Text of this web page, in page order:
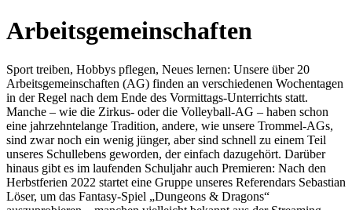
Arbeitsgemeinschaften
Sport treiben, Hobbys pflegen, Neues lernen: Unsere über 20
Arbeitsgemeinschaften (AG) finden an verschiedenen Wochentagen
in der Regel nach dem Ende des Vormittags-Unterrichts statt.
Manche – wie die Zirkus- oder die Volleyball-AG – haben schon
eine jahrzehntelange Tradition, andere, wie unsere Trommel-AGs,
sind zwar noch ein wenig jünger, aber sind schnell zu einem Teil
unseres Schullebens geworden, der einfach dazugehört. Darüber
hinaus gibt es im laufenden Schuljahr auch Premieren: Nach den
Herbstferien 2022 startet eine Gruppe unseres Referendars Sebastian
Löser, um das Fantasy-Spiel „Dungeons & Dragons“